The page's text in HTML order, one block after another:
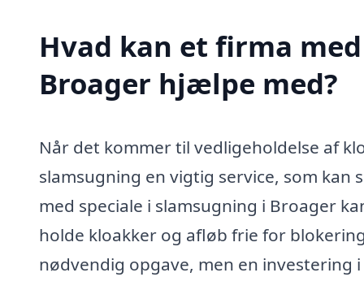
Hvad kan et firma
Broager hjælpe med?
Når det kommer til vedligeholdelse af
slamsugning en vigtig service, som
med speciale i slamsugning i Broager
holde kloakker og afløb frie for
nødvendig opgave, men en investering